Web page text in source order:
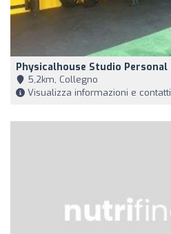
Physicalhouse Studio Personal
5,2km, Collegno
Visualizza informazioni e contatti